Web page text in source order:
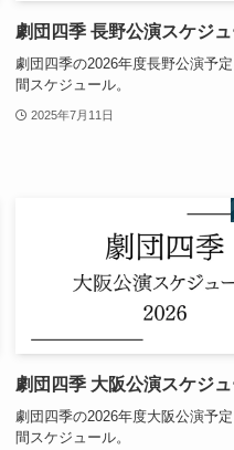
劇団四季 長野公演スケジ
劇団四季の2026年度長野公演予
間スケジュール。
2025年7月11日
劇団四季 大阪公演スケジ
劇団四季の2026年度大阪公演予
間スケジュール。